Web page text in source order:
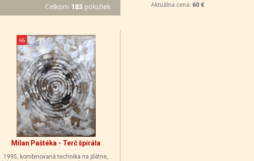
Celkom 183 položiek
66
Milan Paštéka - Terč špirála
1995, kombinovaná technika na plátne,
Aktuálna cena: 60 €